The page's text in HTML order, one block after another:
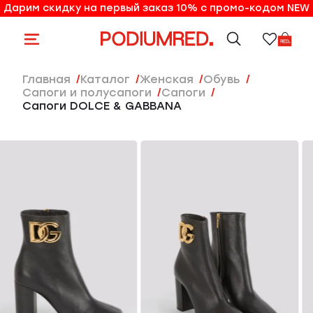
10% на первый заказ по промо-коду NEW
Дарим скидку на первый заказ 10% с промо-кодом NEW
Главная Каталог женская
Обувь
Сапоги и полусапоги
Сапоги
Сапоги DOLCE & GABBANA